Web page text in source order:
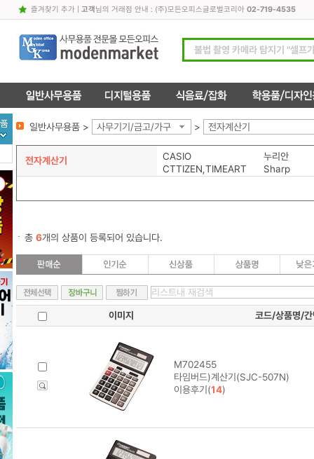
즐겨찾기 추가| 고객님의 거래점 안내 : (주)모든오피스글로벌코리아 02-719-4535
일반사무용품 > 사무기기/금고/가구 > 전자계산기
전자계산기 CASIO
누리안
CTTIZEN,TIMEART
Sharp
총 6개의 상품이 등록되어 있습니다.
이미지 코드/상품명/간
M702455
타임버드)계산기(SJC-507N)
이용후기(14)